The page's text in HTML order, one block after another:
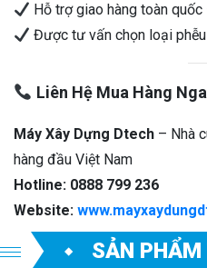
Hỗ trợ giao hàng toàn
Được tư vấn chọn loại
Liên Hệ Mua Hàng
Máy Xây Dựng Dtech – Nhà
hàng đầu Việt Nam
Hotline: 0888 799 236
Website:
SẢN